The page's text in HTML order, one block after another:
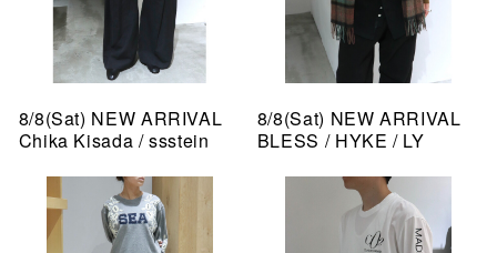
8/8(Sat) NEW ARRIVAL
Chika Kisada / ssstein
8/8(Sat) NEW ARRIVAL
BLESS / HYKE / LY